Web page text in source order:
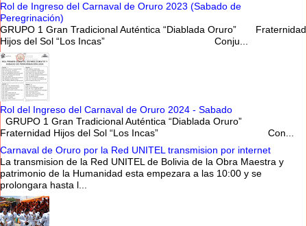
Rol de Ingreso del Carnaval de Oruro 2023 (Sabado de
Peregrinación)
GRUPO 1 Gran Tradicional Auténtica “Diablada Oruro” Fraternidad
Hijos del Sol “Los Incas” Conju...
Rol del Ingreso del Carnaval de Oruro 2024 - Sabado
GRUPO 1 Gran Tradicional Auténtica “Diablada Oruro”
Fraternidad Hijos del Sol “Los Incas” Con...
Carnaval de Oruro por la Red UNITEL transmision por internet
La transmision de la Red UNITEL de Bolivia de la Obra Maestra y
patrimonio de la Humanidad esta empezara a las 10:00 y se
prolongara hasta l...